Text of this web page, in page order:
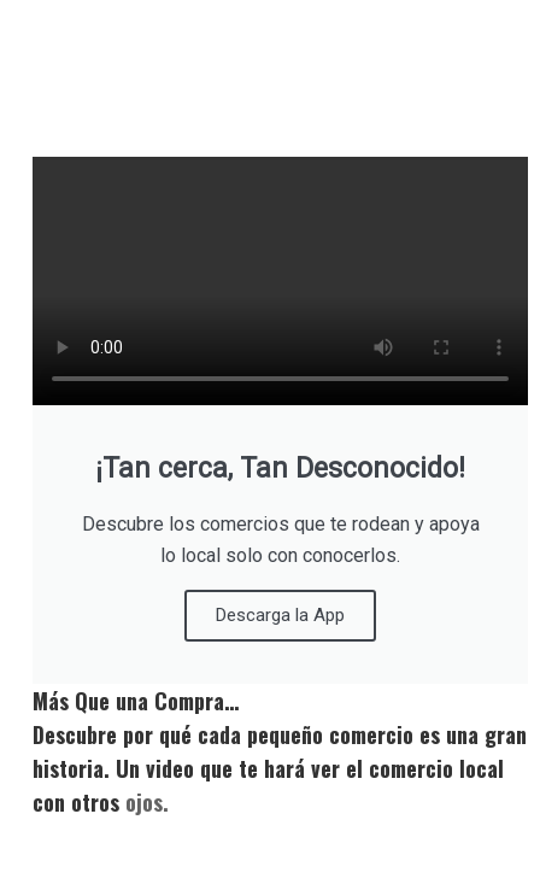
¡Tan cerca, Tan Desconocido!
Descubre los comercios que te rodean y apoya
lo local solo con conocerlos.
Descarga la App
Más Que una Compra…
Descubre por qué cada pequeño comercio es una gran
historia. Un video que te hará ver el comercio local
con otros ojos.